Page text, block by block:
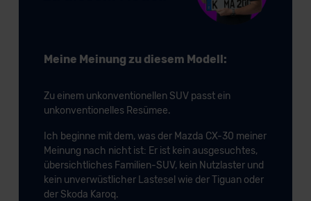
Meine Meinung zu diesem Modell:
Zu einem unkonventionellen SUV passt ein
unkonventionelles Resümee.
Ich beginne mit dem, was der Mazda CX-30 meiner
Meinung nach nicht ist: Er ist kein ausgesuchtes,
übersichtliches Familien-SUV, kein Nutzlaster und
kein unverwüstlicher Lastesel wie der Tiguan oder
der Skoda Karoq.